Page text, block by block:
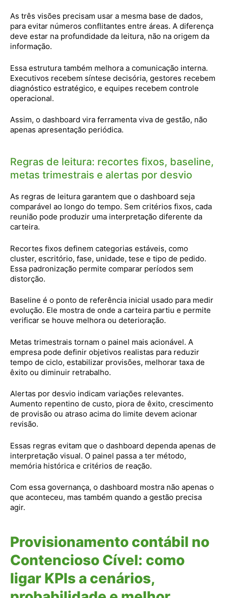
As três visões precisam usar a mesma base de dados,
para evitar números conflitantes entre áreas. A diferença
deve estar na profundidade da leitura, não na origem da
informação.
Essa estrutura também melhora a comunicação interna.
Executivos recebem síntese decisória, gestores recebem
diagnóstico estratégico, e equipes recebem controle
operacional.
Assim, o dashboard vira ferramenta viva de gestão, não
apenas apresentação periódica.
Regras de leitura: recortes fixos, baseline,
metas trimestrais e alertas por desvio
As regras de leitura garantem que o dashboard seja
comparável ao longo do tempo. Sem critérios fixos, cada
reunião pode produzir uma interpretação diferente da
carteira.
Recortes fixos definem categorias estáveis, como
cluster, escritório, fase, unidade, tese e tipo de pedido.
Essa padronização permite comparar períodos sem
distorção.
Baseline é o ponto de referência inicial usado para medir
evolução. Ele mostra de onde a carteira partiu e permite
verificar se houve melhora ou deterioração.
Metas trimestrais tornam o painel mais acionável. A
empresa pode definir objetivos realistas para reduzir
tempo de ciclo, estabilizar provisões, melhorar taxa de
êxito ou diminuir retrabalho.
Alertas por desvio indicam variações relevantes.
Aumento repentino de custo, piora de êxito, crescimento
de provisão ou atraso acima do limite devem acionar
revisão.
Essas regras evitam que o dashboard dependa apenas de
interpretação visual. O painel passa a ter método,
memória histórica e critérios de reação.
Com essa governança, o dashboard mostra não apenas o
que aconteceu, mas também quando a gestão precisa
agir.
Provisionamento contábil no
Contencioso Cível: como
ligar KPIs a cenários,